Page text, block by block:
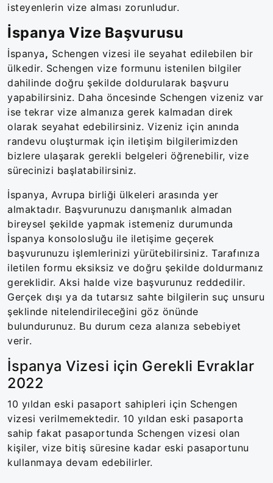
isteyenlerin vize alması zorunludur.
İspanya Vize Başvurusu
İspanya, Schengen vizesi ile seyahat edilebilen bir
ülkedir. Schengen vize formunu istenilen bilgiler
dahilinde doğru şekilde doldurularak başvuru
yapabilirsiniz. Daha öncesinde Schengen vizeniz var
ise tekrar vize almanıza gerek kalmadan direk
olarak seyahat edebilirsiniz. Vizeniz için anında
randevu oluşturmak için iletişim bilgilerimizden
bizlere ulaşarak gerekli belgeleri öğrenebilir, vize
sürecinizi başlatabilirsiniz.
İspanya, Avrupa birliği ülkeleri arasında yer
almaktadır. Başvurunuzu danışmanlık almadan
bireysel şekilde yapmak istemeniz durumunda
İspanya konsolosluğu ile iletişime geçerek
başvurunuzu işlemlerinizi yürütebilirsiniz. Tarafınıza
iletilen formu eksiksiz ve doğru şekilde doldurmanız
gereklidir. Aksi halde vize başvurunuz reddedilir.
Gerçek dışı ya da tutarsız sahte bilgilerin suç unsuru
şeklinde nitelendirileceğini göz önünde
bulundurunuz. Bu durum ceza alanıza sebebiyet
verir.
İspanya Vizesi için Gerekli Evraklar
2022
10 yıldan eski pasaport sahipleri için Schengen
vizesi verilmemektedir. 10 yıldan eski pasaporta
sahip fakat pasaportunda Schengen vizesi olan
kişiler, vize bitiş süresine kadar eski pasaportunu
kullanmaya devam edebilirler.